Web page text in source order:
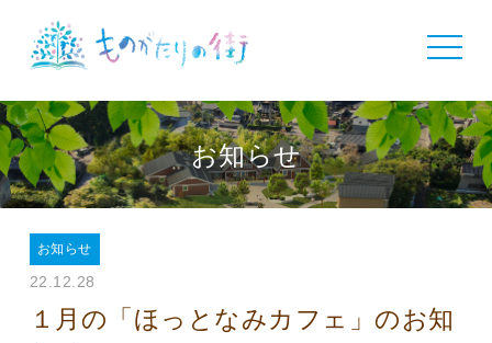
toggle
お知らせ
お知らせ
22.12.28
１月の「ほっとなみカフェ」のお知